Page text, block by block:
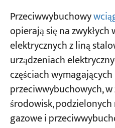
Przeciwwybuchowy
opierają się na zwykłych
elektrycznych z liną
urządzeniach
częściach
przeciwwybuchowych,
środowisk,
gazowe i